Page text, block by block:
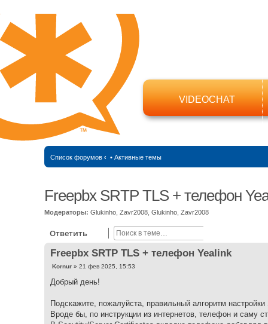
VIDEOCHAT
Список форумов ‹ • Активные темы
Freepbx SRTP TLS + телефон
Модераторы: Glukinho, Zavr2008, Glukinho, Zavr2008
Ответить
Freepbx SRTP TLS + телефон Yealink
С
о
б
е
и
Kornur» 21 фев 2025, 15:53
Добрый день!
Подскажите, пожалуйста, правильный алгоритм настройки
Вроде бы, по инструкции из интернетов, телефон и саму